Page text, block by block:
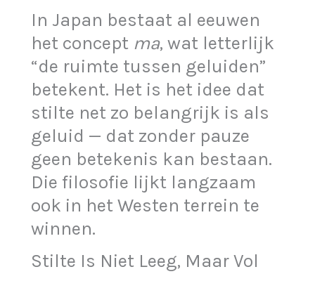
In Japan bestaat al eeuwen
het concept ma, wat letterlijk
“de ruimte tussen geluiden”
betekent. Het is het idee dat
stilte net zo belangrijk is als
geluid — dat zonder pauze
geen betekenis kan bestaan.
Die filosofie lijkt langzaam
ook in het Westen terrein te
winnen.
Stilte Is Niet Leeg, Maar Vol